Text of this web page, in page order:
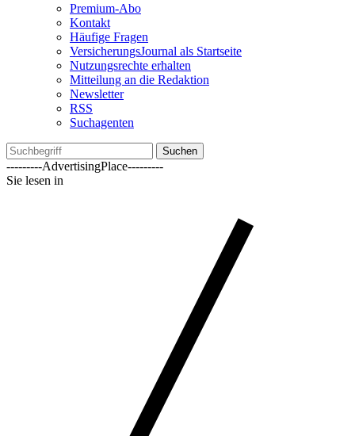
Premium-Abo
Kontakt
Häufige Fragen
VersicherungsJournal als Startseite
Nutzungsrechte erhalten
Mitteilung an die Redaktion
Newsletter
RSS
Suchagenten
Suchen
---------AdvertisingPlace---------
Sie lesen in